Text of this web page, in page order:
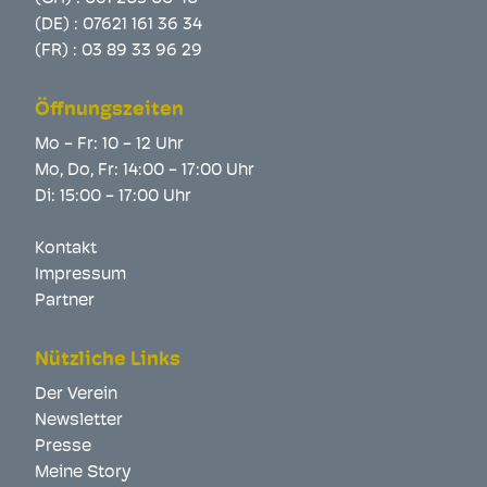
(DE) : 07621 161 36 34
(FR) : 03 89 33 96 29
Öffnungszeiten
Mo - Fr: 10 - 12 Uhr
Mo, Do, Fr: 14:00 - 17:00 Uhr
Di: 15:00 - 17:00 Uhr
Kontakt
Impressum
Partner
Nützliche Links
Der Verein
Newsletter
Presse
Meine Story